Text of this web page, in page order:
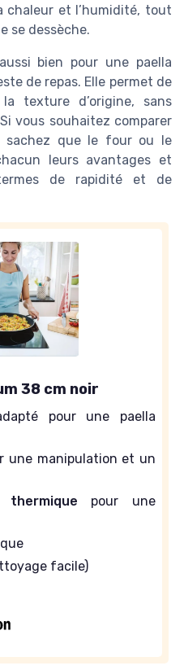
chaleur et l’humidité, tout
se dessèche.
bien pour une paella
de repas. Elle permet de
texture d’origine, sans
vous souhaitez comparer
sachez que le four ou le
leurs avantages et
de rapidité et de
38 cm noir
pour une paella
une manipulation et un
thermique pour une
facile)